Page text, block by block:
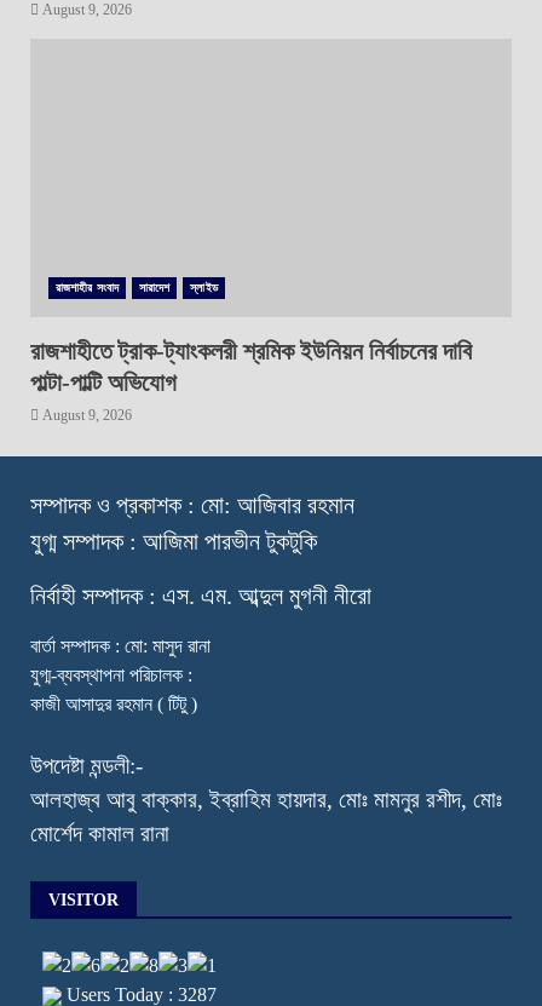
August 9, 2026
রাজশাহীর সংবাদ সারাদেশ স্লাইড
রাজশাহীতে ট্রাক-ট্যাংকলরী শ্রমিক ইউনিয়ন নির্বাচনের দাবি
পাল্টা-পাল্টি অভিযোগ
August 9, 2026
সম্পাদক ও প্রকাশক : মো: আজিবার রহমান
যুগ্ম সম্পাদক : আজিমা পারভীন টুকটুকি
নির্বাহী সম্পাদক : এস. এম. আব্দুল মুগনী নীরো
বার্তা সম্পাদক : মো: মাসুদ রানা
যুগ্ম-ব্যবস্থাপনা পরিচালক :
কাজী আসাদুর রহমান ( টিটু )
উপদেষ্টা মন্ডলী:-
আলহাজ্ব আবু বাক্কার, ইব্রাহিম হায়দার, মোঃ মামনুর রশীদ, মোঃ
মোর্শেদ কামাল রানা
VISITOR
Users Today : 3287